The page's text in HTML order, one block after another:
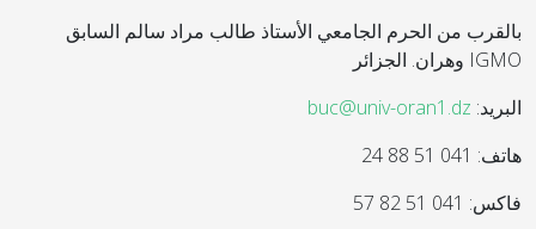
بالقرب من الحرم الجامعي الأستاذ طالب مراد سالم السابق
IGMO وهران. الجزائر
البريد: buc@univ-oran1.dz
هاتف: 041 51 88 24
فاكس: 041 51 82 57